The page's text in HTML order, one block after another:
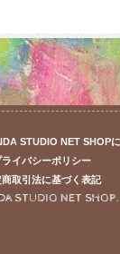
STUDIO NET SHOP
ライバシーポリシー
商取引法に基づく表記
STUDIO NET